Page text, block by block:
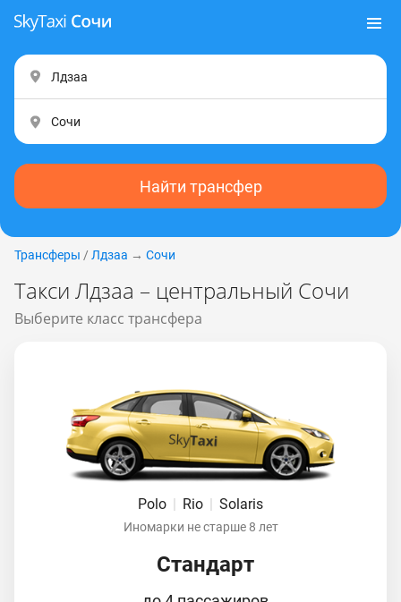
Найти трансфер
Трансферы / Лдзаа → Сочи
Такси Лдзаа – центральный Сочи
Выберите класс трансфера
Polo | Rio | Solaris
Иномарки не старше 8 лет
Стандарт